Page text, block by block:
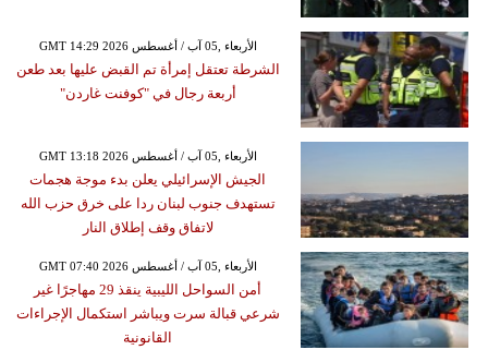
GMT 14:29 2026 الأربعاء ,05 آب / أغسطس
الشرطة تعتقل إمرأة تم القبض عليها بعد طعن
أربعة رجال في "كوفنت غاردن"
GMT 13:18 2026 الأربعاء ,05 آب / أغسطس
الجيش الإسرائيلي يعلن بدء موجة هجمات
تستهدف جنوب لبنان ردا على خرق حزب الله
لاتفاق وقف إطلاق النار
GMT 07:40 2026 الأربعاء ,05 آب / أغسطس
أمن السواحل الليبية ينقذ 29 مهاجرًا غير
شرعي قبالة سرت ويباشر استكمال الإجراءات
القانونية